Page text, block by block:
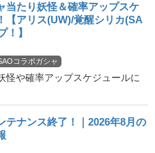
当たり妖怪＆確率アップスケ
【アリス(UW)/覚醒シリカ(SA
！】
コラボガシャ
怪や確率アップスケジュールに
テナンス終了！｜2026年8月の